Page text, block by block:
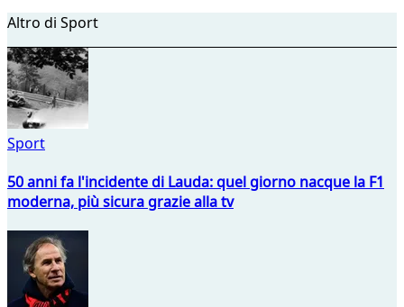
Altro di Sport
Sport
50 anni fa l'incidente di Lauda: quel giorno nacque la F1
moderna, più sicura grazie alla tv